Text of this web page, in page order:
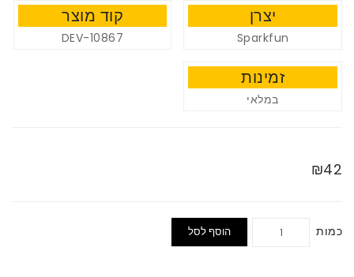
יצרן
Sparkfun
קוד מוצר
DEV-10867
זמינות
במלאי
₪42
כמות הוסף לסל